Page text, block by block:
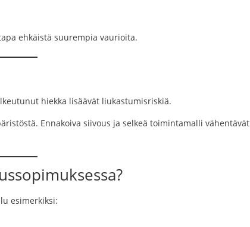
ehkäistä suurempia vaurioita.
hiekka lisäävät liukastumisriskiä.
Ennakoiva siivous ja selkeä toimintamalli vähentävät
esimerkiksi: